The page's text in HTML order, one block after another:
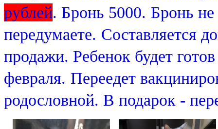
рублей. Бронь 5000. Бронь
передумаете. Составляется
продажи. Ребенок будет
февраля. Переедет
родословной. В подарок -